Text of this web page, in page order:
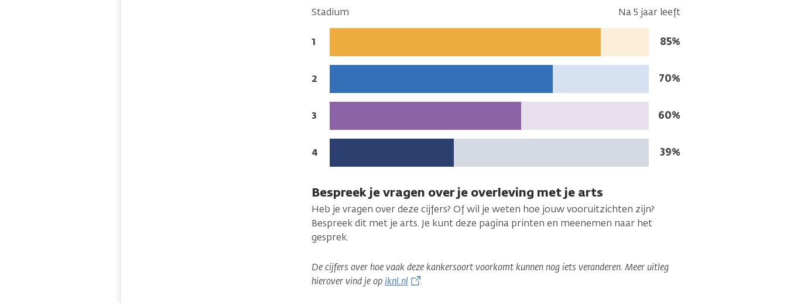
Stadium Na 5 jaar leeft
Stadium:
1
Na
leeft:
85%
Stadium:
2
Na
leeft:
70%
Stadium:
3
Na
leeft:
60%
Stadium:
4
Na
39%
Bespreek je vragen over je overleving met je arts
Heb je vragen over deze cijfers? Of wil je weten hoe jouw vooruitzichten zijn?
Bespreek dit met je arts. Je kunt deze pagina printen en meenemen naar het
gesprek.
De cijfers over hoe vaak deze kankersoort voorkomt kunnen nog iets veranderen. Meer uitleg
hierover vind je opiknl.nl .